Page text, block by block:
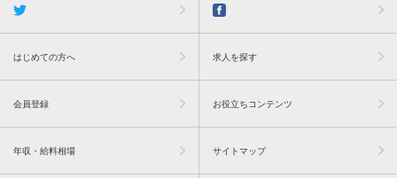
はじめての方へ 求人を探す
会員登録 お役立ちコンテンツ
年収・給料相場 サイトマップ